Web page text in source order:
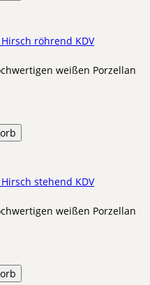
röhrend KDV
weißen Porzellan
stehend KDV
weißen Porzellan